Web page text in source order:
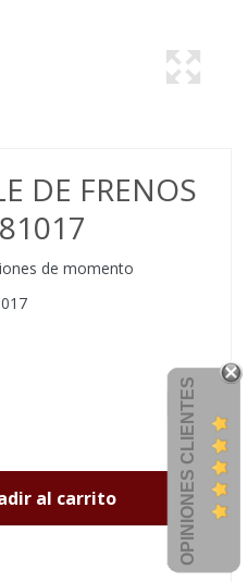
DE FRENOS
de momento
al carrito OPINIONES CLIENTES